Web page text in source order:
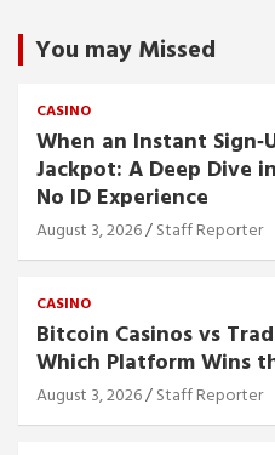
You may Missed
CASINO
When an Instant
Jackpot: A Deep Dive
No ID Experience
August 3, 2026 Staff Reporter
CASINO
Bitcoin Casinos vs
Which Platform Wins
August 3, 2026 Staff Reporter